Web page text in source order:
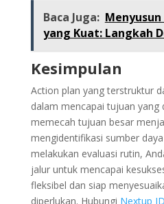
Baca Juga: Menyusun
yang Kuat: Langkah
Kesimpulan
Action plan yang terstruktur
dalam mencapai tujuan yang
memecah tujuan besar
mengidentifikasi sumber
melakukan evaluasi rutin,
jalur untuk mencapai
fleksibel dan siap
diperlukan. Hubungi Nextup ID